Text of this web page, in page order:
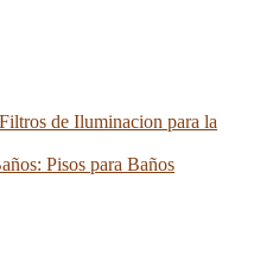
de Iluminacion para la
Pisos para Baños